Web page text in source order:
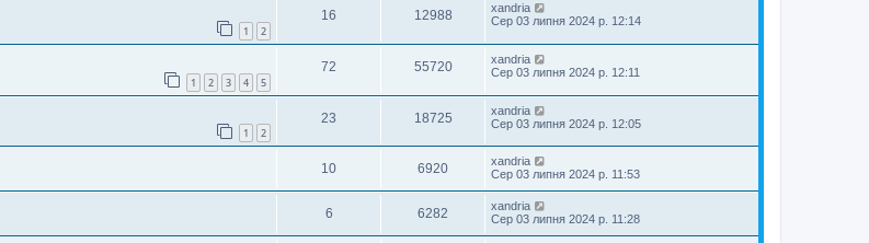
1 2
16 12988
xandria
Сер 03 липня 2024 р. 12:14
1 2 3 4 5
72 55720
xandria
Сер 03 липня 2024 р. 12:11
1 2
23 18725
xandria
Сер 03 липня 2024 р. 12:05
10 6920
xandria
Сер 03 липня 2024 р. 11:53
6 6282
xandria
Сер 03 липня 2024 р. 11:28